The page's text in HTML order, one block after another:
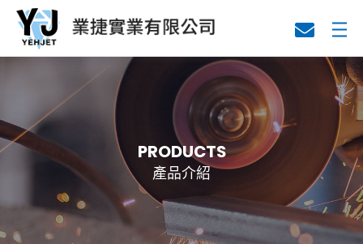
關於業捷
代理產品
技術資料
PRODUCTS
產品介紹